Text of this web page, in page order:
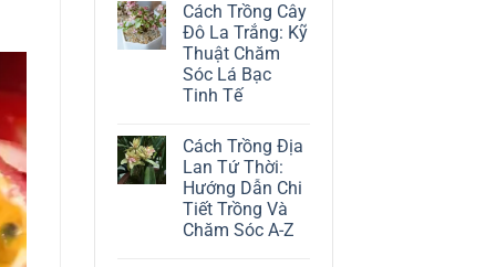
Cách Trồng Cây
Đô La Trắng: Kỹ
Thuật Chăm
Sóc Lá Bạc
Tinh Tế
bình
luận
ở
Cách
Trồng
Cây
Đô
Cách Trồng Địa
Lan Tứ Thời:
Hướng Dẫn Chi
Tiết Trồng Và
Chăm Sóc A-Z